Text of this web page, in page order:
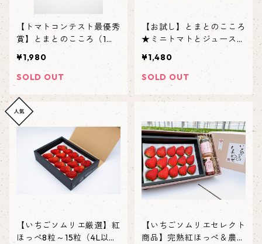
【トマトコンテスト最優秀
賞】とまとのこころ（1
㎏）
¥1,980
SOLD OUT
【お試し】とまとのこころ
★ミニトマトとジュースセ
¥1,480
SOLD OUT
【いちごソムリエ厳選】紅
ほっぺ8粒～15粒（4L以上
【いちごソムリエセレクト
商品】完熟紅ほっぺ＆農園